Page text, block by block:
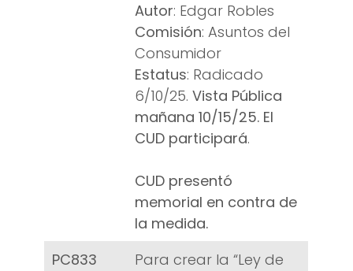
Autor: Edgar Robles
Comisión: Asuntos del
Consumidor
Estatus: Radicado
6/10/25. Vista Pública
mañana 10/15/25. El
CUD participará.
CUD presentó
memorial en contra de
la medida.
PC833
Para crear la “Ley de